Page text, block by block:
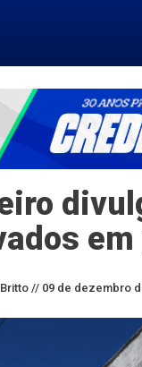
// 09 de dezembro